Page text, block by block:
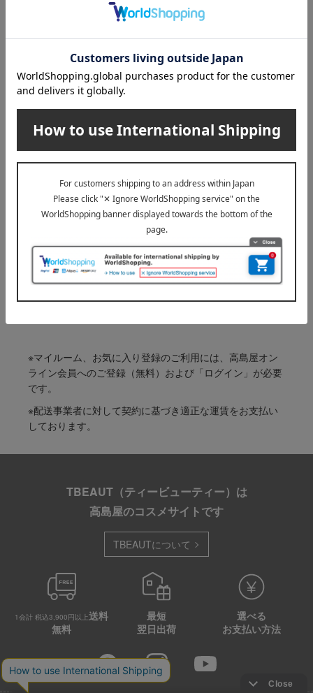
Davines（ダヴィネス）
税込 4,070円
その他のカテゴリ
シャンプー
トリートメント
スカルプケア
ヘアオイル・ヘアクリーム
スタイリング剤
その他のヘアケア
※マイルーム、お気に入り登録のご利用には、高島屋オン
ライン会員へのご登録（無料）および「ログイン」が必要
です。
※配送事業者に対して契約に基づき適正な運賃をお支払い
しております。
TBEAUT（ティービューティー）は
高島屋のコスメサイトです
TBEAUTについて
1会計 税込3,900円以上送料
無料
最短
翌日出荷
選べる
お支払い方法